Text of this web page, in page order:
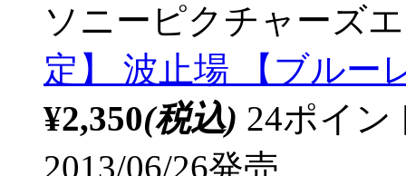
ソニーピクチャーズ
定】 波止場 【ブルー
¥2,350(税込) 24ポイ
2013/06/26発売